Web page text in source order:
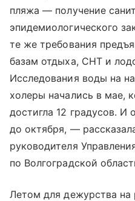
пляжа — получение
эпидемиологического
те же требования
базам отдыха, СНТ и
Исследования воды на
холеры начались в мае,
достигла 12 градусов. И
до октября, —
руководителя
по Волгоградской
Летом для дежурства на